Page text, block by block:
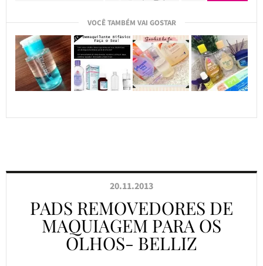
VOCÊ TAMBÉM VAI GOSTAR
20.11.2013
PADS REMOVEDORES DE
MAQUIAGEM PARA OS
OLHOS- BELLIZ